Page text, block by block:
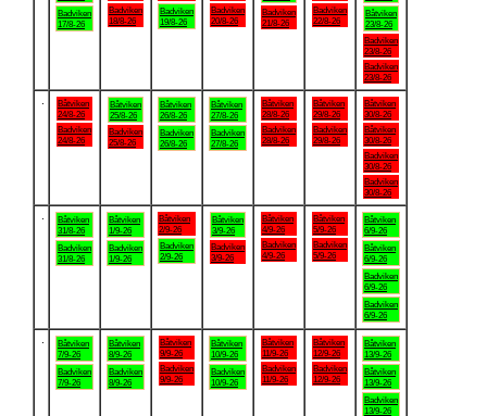
Badviken
17/8-26
Badviken
18/8-26
Badviken
19/8-26
Badviken
20/8-26
Badviken
21/8-26
Badviken
22/8-26
Båtviken
23/8-26
Badviken
23/8-26
Badviken
23/8-26
Båtviken
24/8-26
Badviken
24/8-26
Båtviken
25/8-26
Badviken
25/8-26
Båtviken
26/8-26
Badviken
26/8-26
Båtviken
27/8-26
Badviken
27/8-26
Båtviken
28/8-26
Badviken
28/8-26
Båtviken
29/8-26
Badviken
29/8-26
Båtviken
30/8-26
Båtviken
30/8-26
Badviken
30/8-26
Badviken
30/8-26
Båtviken
31/8-26
Badviken
31/8-26
Båtviken
1/9-26
Badviken
1/9-26
Båtviken
2/9-26
Badviken
2/9-26
Båtviken
3/9-26
Badviken
3/9-26
Båtviken
4/9-26
Badviken
4/9-26
Båtviken
5/9-26
Badviken
5/9-26
Båtviken
6/9-26
Båtviken
6/9-26
Badviken
6/9-26
Badviken
6/9-26
Båtviken
7/9-26
Badviken
7/9-26
Båtviken
8/9-26
Badviken
8/9-26
Båtviken
9/9-26
Badviken
9/9-26
Båtviken
10/9-26
Badviken
10/9-26
Båtviken
11/9-26
Badviken
11/9-26
Båtviken
12/9-26
Badviken
12/9-26
Båtviken
13/9-26
Båtviken
13/9-26
Badviken
13/9-26